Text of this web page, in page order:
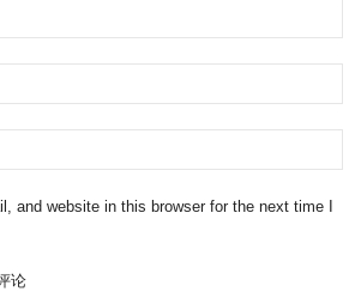
and website in this browser for the next time I
论